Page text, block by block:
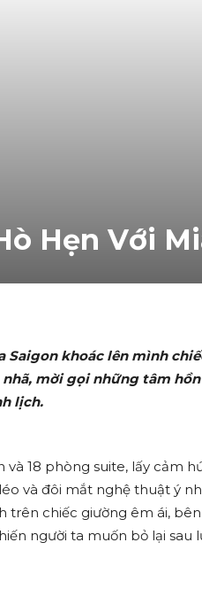
Hẹn Với
Saigon khoác lên mình
mời gọi những tâm
lịch.
và 18 phòng suite, lấy cảm
và đôi mắt nghệ thuật ý
trên chiếc giường êm ái,
người ta muốn bỏ lại